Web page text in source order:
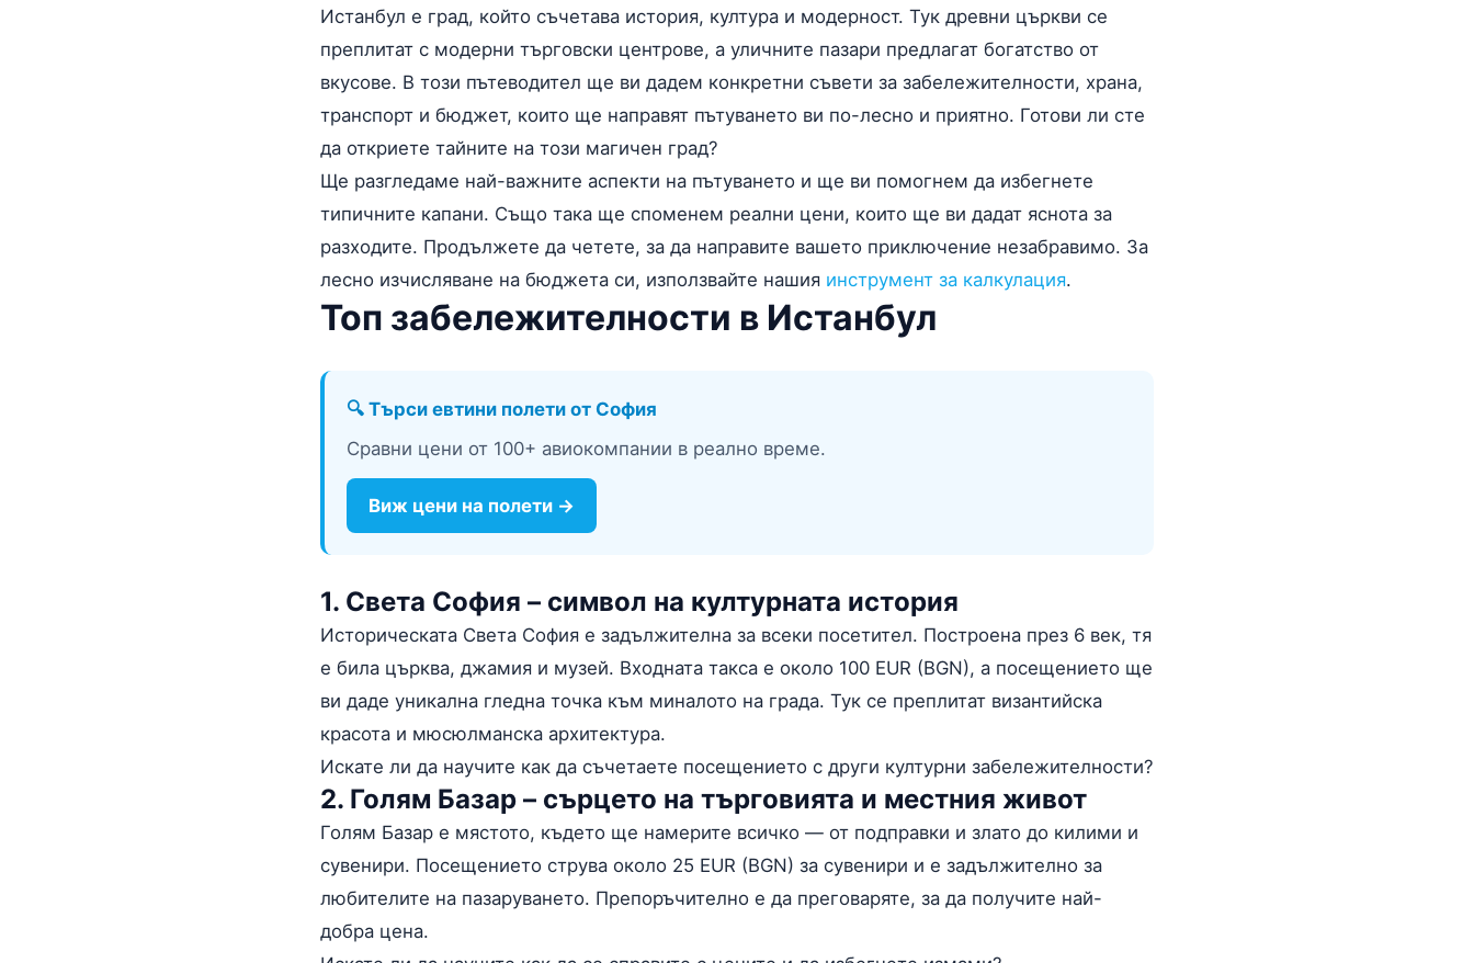
Истанбул е град, който съчетава история, култура и модерност. Тук древни църкви се
преплитат с модерни търговски центрове, а уличните пазари предлагат богатство от
вкусове. В този пътеводител ще ви дадем конкретни съвети за забележителности, храна,
транспорт и бюджет, които ще направят пътуването ви по-лесно и приятно. Готови ли сте
да откриете тайните на този магичен град?
Ще разгледаме най-важните аспекти на пътуването и ще ви помогнем да избегнете
типичните капани. Също така ще споменем реални цени, които ще ви дадат яснота за
разходите. Продължете да четете, за да направите вашето приключение незабравимо. За
лесно изчисляване на бюджета си, използвайте нашия инструмент за калкулация.
Топ забележителности в Истанбул
🔍 Търси евтини полети от София
Сравни цени от 100+ авиокомпании в реално време.
Виж цени на полети →
1. Света София – символ на културната история
Историческата Света София е задължителна за всеки посетител. Построена през 6 век, тя
е била църква, джамия и музей. Входната такса е около 100 EUR (BGN), а посещението ще
ви даде уникална гледна точка към миналото на града. Тук се преплитат византийска
красота и мюсюлманска архитектура.
Искате ли да научите как да съчетаете посещението с други културни забележителности?
2. Голям Базар – сърцето на търговията и местния живот
Голям Базар е мястото, където ще намерите всичко — от подправки и злато до килими и
сувенири. Посещението струва около 25 EUR (BGN) за сувенири и е задължително за
любителите на пазаруването. Препоръчително е да преговаряте, за да получите най-
добра цена.